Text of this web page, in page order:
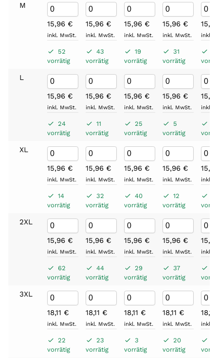
M
15,96 €
inkl. MwSt.
52
vorrätig
15,96 €
inkl. MwSt.
43
vorrätig
15,96 €
inkl. MwSt.
19
vorrätig
15,96 €
inkl. MwSt.
31
vorrätig
inkl.
L
15,96 €
inkl. MwSt.
24
vorrätig
15,96 €
inkl. MwSt.
11
vorrätig
15,96 €
inkl. MwSt.
25
vorrätig
15,96 €
inkl. MwSt.
5
vorrätig
inkl.
XL
15,96 €
inkl. MwSt.
14
vorrätig
15,96 €
inkl. MwSt.
32
vorrätig
15,96 €
inkl. MwSt.
40
vorrätig
15,96 €
inkl. MwSt.
12
vorrätig
inkl.
2XL
15,96 €
inkl. MwSt.
62
vorrätig
15,96 €
inkl. MwSt.
44
vorrätig
15,96 €
inkl. MwSt.
29
vorrätig
15,96 €
inkl. MwSt.
37
vorrätig
inkl.
3XL
18,11 €
inkl. MwSt.
22
vorrätig
18,11 €
inkl. MwSt.
23
vorrätig
18,11 €
inkl. MwSt.
3
vorrätig
18,11 €
inkl. MwSt.
20
vorrätig
18,11
inkl.